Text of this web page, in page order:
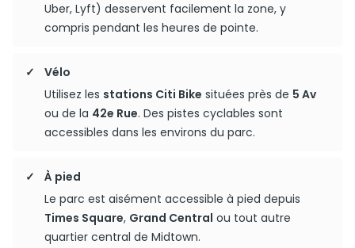
Uber, Lyft) desservent facilement la zone, y
compris pendant les heures de pointe.
Vélo
Utilisez les stations Citi Bike situées près de 5 Av
ou de la 42e Rue. Des pistes cyclables sont
accessibles dans les environs du parc.
À pied
Le parc est aisément accessible à pied depuis
Times Square, Grand Central ou tout autre
quartier central de Midtown.